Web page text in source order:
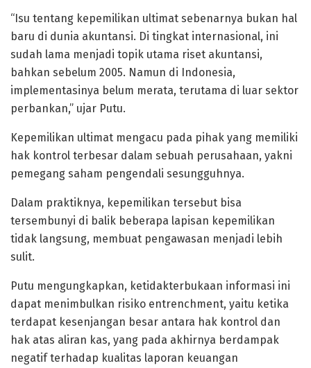
“Isu tentang kepemilikan ultimat sebenarnya bukan hal
baru di dunia akuntansi. Di tingkat internasional, ini
sudah lama menjadi topik utama riset akuntansi,
bahkan sebelum 2005. Namun di Indonesia,
implementasinya belum merata, terutama di luar sektor
perbankan,” ujar Putu.
Kepemilikan ultimat mengacu pada pihak yang memiliki
hak kontrol terbesar dalam sebuah perusahaan, yakni
pemegang saham pengendali sesungguhnya.
Dalam praktiknya, kepemilikan tersebut bisa
tersembunyi di balik beberapa lapisan kepemilikan
tidak langsung, membuat pengawasan menjadi lebih
sulit.
Putu mengungkapkan, ketidakterbukaan informasi ini
dapat menimbulkan risiko entrenchment, yaitu ketika
terdapat kesenjangan besar antara hak kontrol dan
hak atas aliran kas, yang pada akhirnya berdampak
negatif terhadap kualitas laporan keuangan